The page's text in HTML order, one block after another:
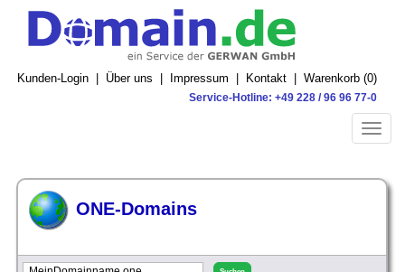
Kunden-Login Über uns Impressum Kontakt Warenkorb (0)
Service-Hotline: +49 228 / 96 96 77-0
Toggle
ONE-Domains